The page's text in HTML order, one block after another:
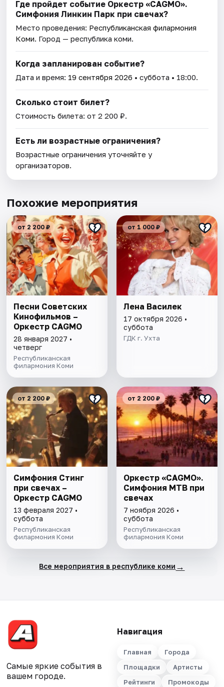
Где пройдет событие Оркестр «CAGMO».
Симфония Линкин Парк при свечах?
Место проведения: Республиканская филармония
Коми. Город — республика коми.
Когда запланирован событие?
Дата и время: 19 сентября 2026 • суббота • 18:00.
Сколько стоит билет?
Стоимость билета: от 2 200 ₽.
Есть ли возрастные ограничения?
Возрастные ограничения уточняйте у
организаторов.
Похожие мероприятия
от 2 200 ₽
Песни Советских
Кинофильмов –
Оркестр CAGMO
28 января 2027 •
четверг
Республиканская
филармония Коми
от 1 000 ₽
Лена Василек
17 октября 2026 •
суббота
ГДК г. Ухта
от 2 200 ₽
Симфония Стинг
при свечах –
Оркестр CAGMO
13 февраля 2027 •
суббота
Республиканская
филармония Коми
от 2 200 ₽
Оркестр «CAGMO».
Симфония МТВ при
свечах
7 ноября 2026 •
суббота
Республиканская
филармония Коми
Все мероприятия в республике коми →
Самые яркие события в
вашем городе.
Навигация
Главная
Города
Площадки
Артисты
Рейтинги
Промокоды